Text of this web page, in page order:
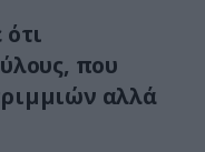
που
αλλά